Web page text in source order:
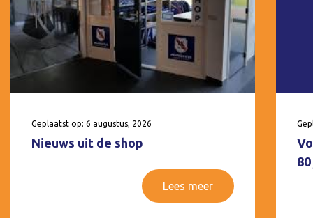
Geplaatst op: 6 augustus, 2026
Nieuws uit de shop
Lees meer